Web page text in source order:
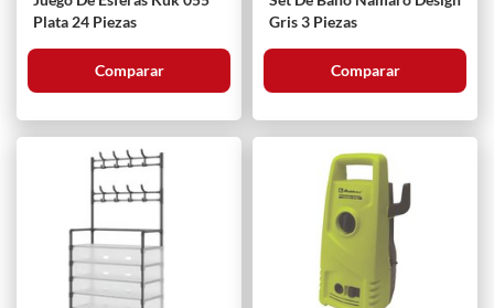
Plata 24 Piezas
Comparar
Gris 3 Piezas
Comparar